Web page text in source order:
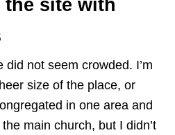
the site with
did not seem crowded. I’m
size of the place, or
in one area and
main church, but I didn’t